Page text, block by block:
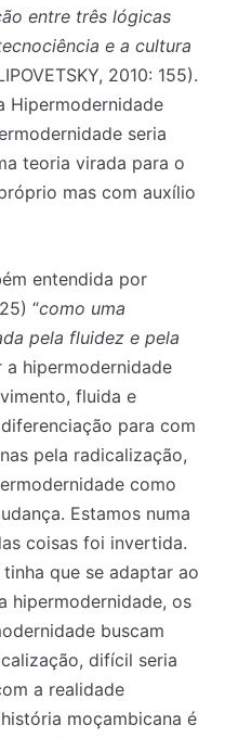
entre três lógicas
e a cultura
2010: 155).
Hipermodernidade
seria
teoria virada para o
mas com auxílio
entendida por
“como uma
pela fluidez e pela
a hipermodernidade
fluida e
para com
pela radicalização,
como
Estamos numa
coisas foi invertida.
que se adaptar ao
hipermodernidade, os
buscam
difícil seria
a realidade
moçambicana é